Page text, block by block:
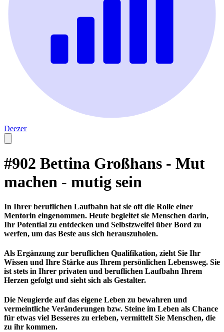
Deezer
#902 Bettina Großhans - Mut
machen - mutig sein
In Ihrer beruflichen Laufbahn hat sie oft die Rolle einer
Mentorin eingenommen. Heute begleitet sie Menschen darin,
Ihr Potential zu entdecken und Selbstzweifel über Bord zu
werfen, um das Beste aus sich herauszuholen.
Als Ergänzung zur beruflichen Qualifikation, zieht Sie Ihr
Wissen und Ihre Stärke aus Ihrem persönlichen Lebensweg. Sie
ist stets in Ihrer privaten und beruflichen Laufbahn Ihrem
Herzen gefolgt und sieht sich als Gestalter.
Die Neugierde auf das eigene Leben zu bewahren und
vermeintliche Veränderungen bzw. Steine im Leben als Chance
für etwas viel Besseres zu erleben, vermittelt Sie Menschen, die
zu ihr kommen.